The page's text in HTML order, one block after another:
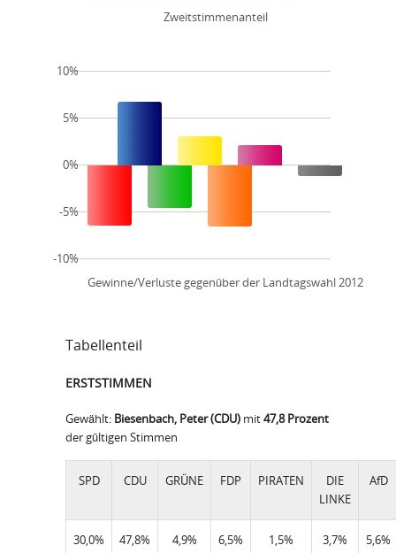
Zweitstimmenanteil
Gewinne/Verluste gegenüber der Landtagswahl 2012
10%
5%
0%
-5%
-10%
Tabellenteil
ERSTSTIMMEN
Gewählt: Biesenbach, Peter (CDU) mit47,8 Prozent
der gültigen Stimmen
SPD CDU GRÜNE FDP PIRATEN
DIE
LINKE
AfD
30,0% 47,8% 4,9% 6,5% 1,5% 3,7% 5,6%